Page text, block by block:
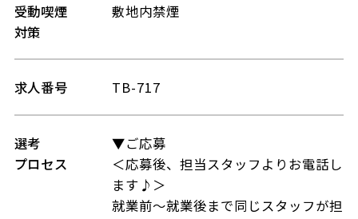
受動喫煙
対策
敷地内禁煙
求人番号 TB-717
選考
プロセス
▼ご応募
＜応募後、担当スタッフよりお電話し
ます♪＞
就業前～就業後まで同じスタッフが担